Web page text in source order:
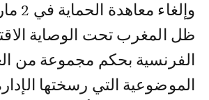
ظل المغرب تحت الوصاية
الفرنسية بحكم مجموعة من
الموضوعية التي رسختها